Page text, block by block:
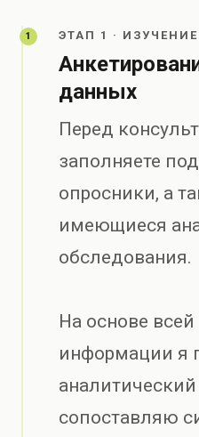
1 ЭТАП 1 · ИЗУЧЕНИЕ
данных
Перед
заполняете
опросники, а
имеющиеся
обследования.
На основе
информации я
аналитический
сопоставляю